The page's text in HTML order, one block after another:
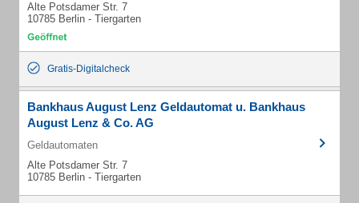
Alte Potsdamer Str. 7
10785 Berlin - Tiergarten
Gratis-Digitalcheck
Bankhaus August Lenz Geldautomat u. Bankhaus
August Lenz & Co. AG
Geldautomaten
Alte Potsdamer Str. 7
10785 Berlin - Tiergarten